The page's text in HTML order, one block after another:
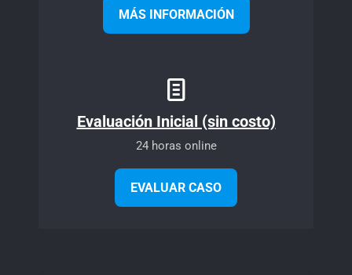
MÁS INFORMACIÓN
Evaluación Inicial (sin costo)
24 horas online
EVALUAR CASO